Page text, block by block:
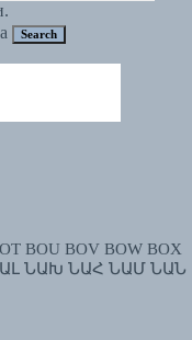
BOU BOV BOW BOX
ՆԱԽ ՆԱՀ ՆԱՄ ՆԱՆ